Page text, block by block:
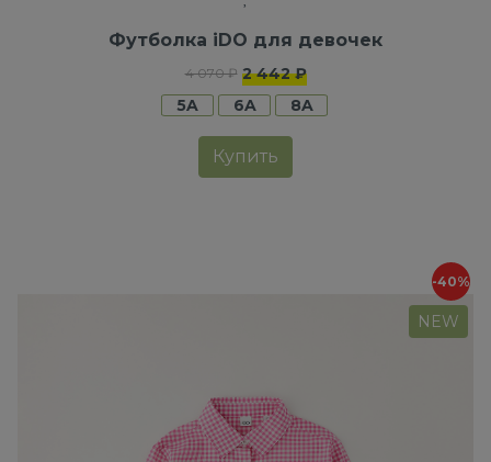
Футболка iDO для девочек
4 070 ₽ 2 442 ₽
5A
6A 8A
Купить
-40%
NEW